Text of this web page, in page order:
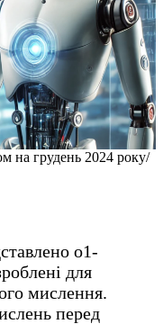
на грудень 2024 року/
o1-
для
мислення.
перед